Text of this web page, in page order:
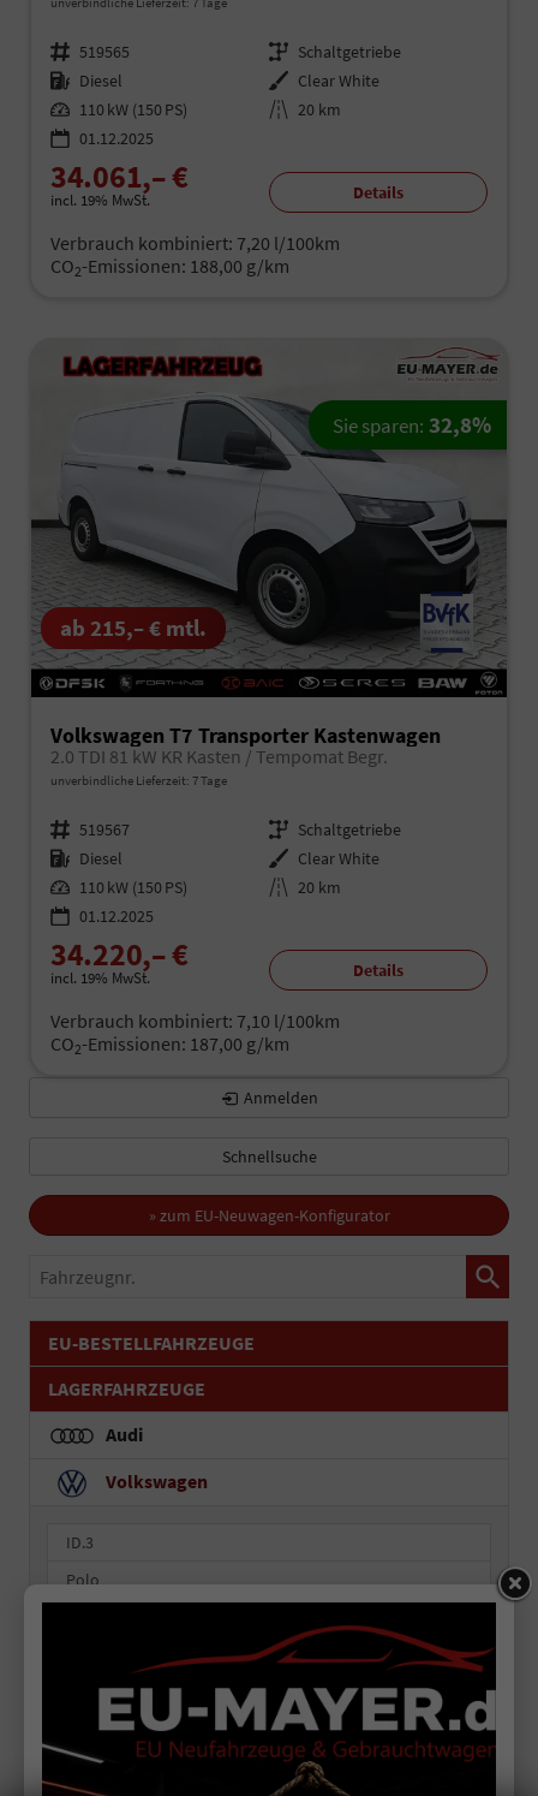
Fahrzeugnr. 519565 Getriebe Schaltgetriebe
Kraftstoff Diesel Außenfarbe Clear White
Leistung 110 kW (150 PS) Kilometerstand 20 km
01.12.2025
34.061,– €
incl. 19% MwSt. Details
Verbrauch kombiniert: 7,20 l/100km
CO2-Emissionen: 188,00 g/km
ab 215,– € mtl.
Volkswagen T7 Transporter Kastenwagen
2.0 TDI 81 kW KR Kasten / Tempomat Begr.
unverbindliche Lieferzeit: 7 Tage
Fahrzeugnr. 519567 Getriebe Schaltgetriebe
Kraftstoff Diesel Außenfarbe Clear White
Leistung 110 kW (150 PS) Kilometerstand 20 km
01.12.2025
34.220,– €
incl. 19% MwSt.
Sie sparen: 32,8%
Details
Verbrauch kombiniert: 7,10 l/100km
CO2-Emissionen: 187,00 g/km
Anmelden
Schnellsuche
» zum EU-Neuwagen-Konfigurator
Fahrzeugnr.
EU-BESTELLFAHRZEUGE
LAGERFAHRZEUGE
Audi
Volkswagen
ID.3
Polo
T-Cross
T-Roc
Taigo